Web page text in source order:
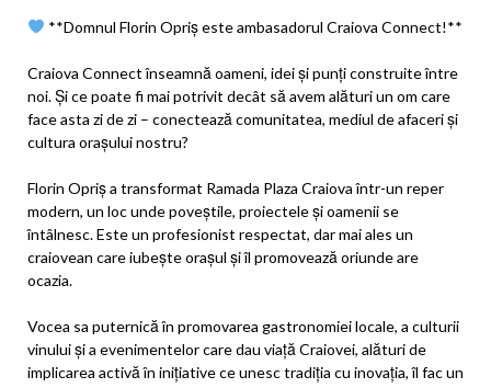
**Domnul Florin Opriș este ambasadorul Craiova Connect!**
Craiova Connect înseamnă oameni, idei și punți construite între
noi. Și ce poate fi mai potrivit decât să avem alături un om care
face asta zi de zi – conectează comunitatea, mediul de afaceri și
cultura orașului nostru?
Florin Opriș a transformat Ramada Plaza Craiova într-un reper
modern, un loc unde poveștile, proiectele și oamenii se
întâlnesc. Este un profesionist respectat, dar mai ales un
craiovean care iubește orașul și îl promovează oriunde are
ocazia.
Vocea sa puternică în promovarea gastronomiei locale, a culturii
vinului și a evenimentelor care dau viață Craiovei, alături de
implicarea activă în inițiative ce unesc tradiția cu inovația, îl fac un